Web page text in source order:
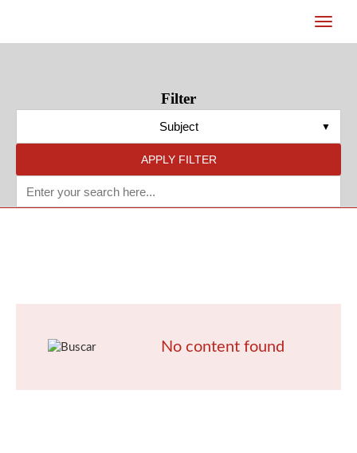
Filter
Subject
APPLY FILTER
No content found